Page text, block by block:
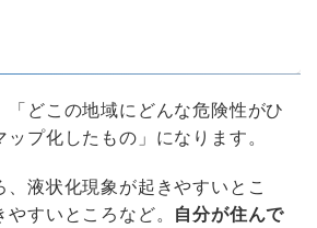
「どこの地域にどんな危険性がひ
プ化したもの」になります。
、液状化現象が起きやすいとこ
すいところなど。 自分が住んで